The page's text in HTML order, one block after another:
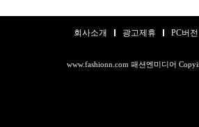
회사소개 광고제휴 PC버전
www.fashionn.com 패션엔미디어